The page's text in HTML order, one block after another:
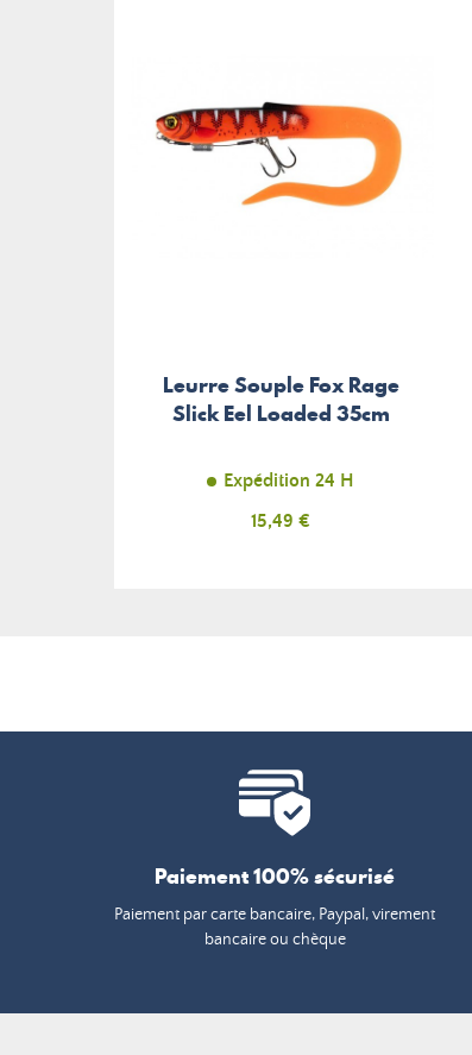
Leurre Souple Fox Rage
Slick Eel Loaded 35cm
Expédition 24 H
Prix
15,49 €
Paiement 100% sécurisé
Paiement par carte bancaire, Paypal, virement
bancaire ou chèque